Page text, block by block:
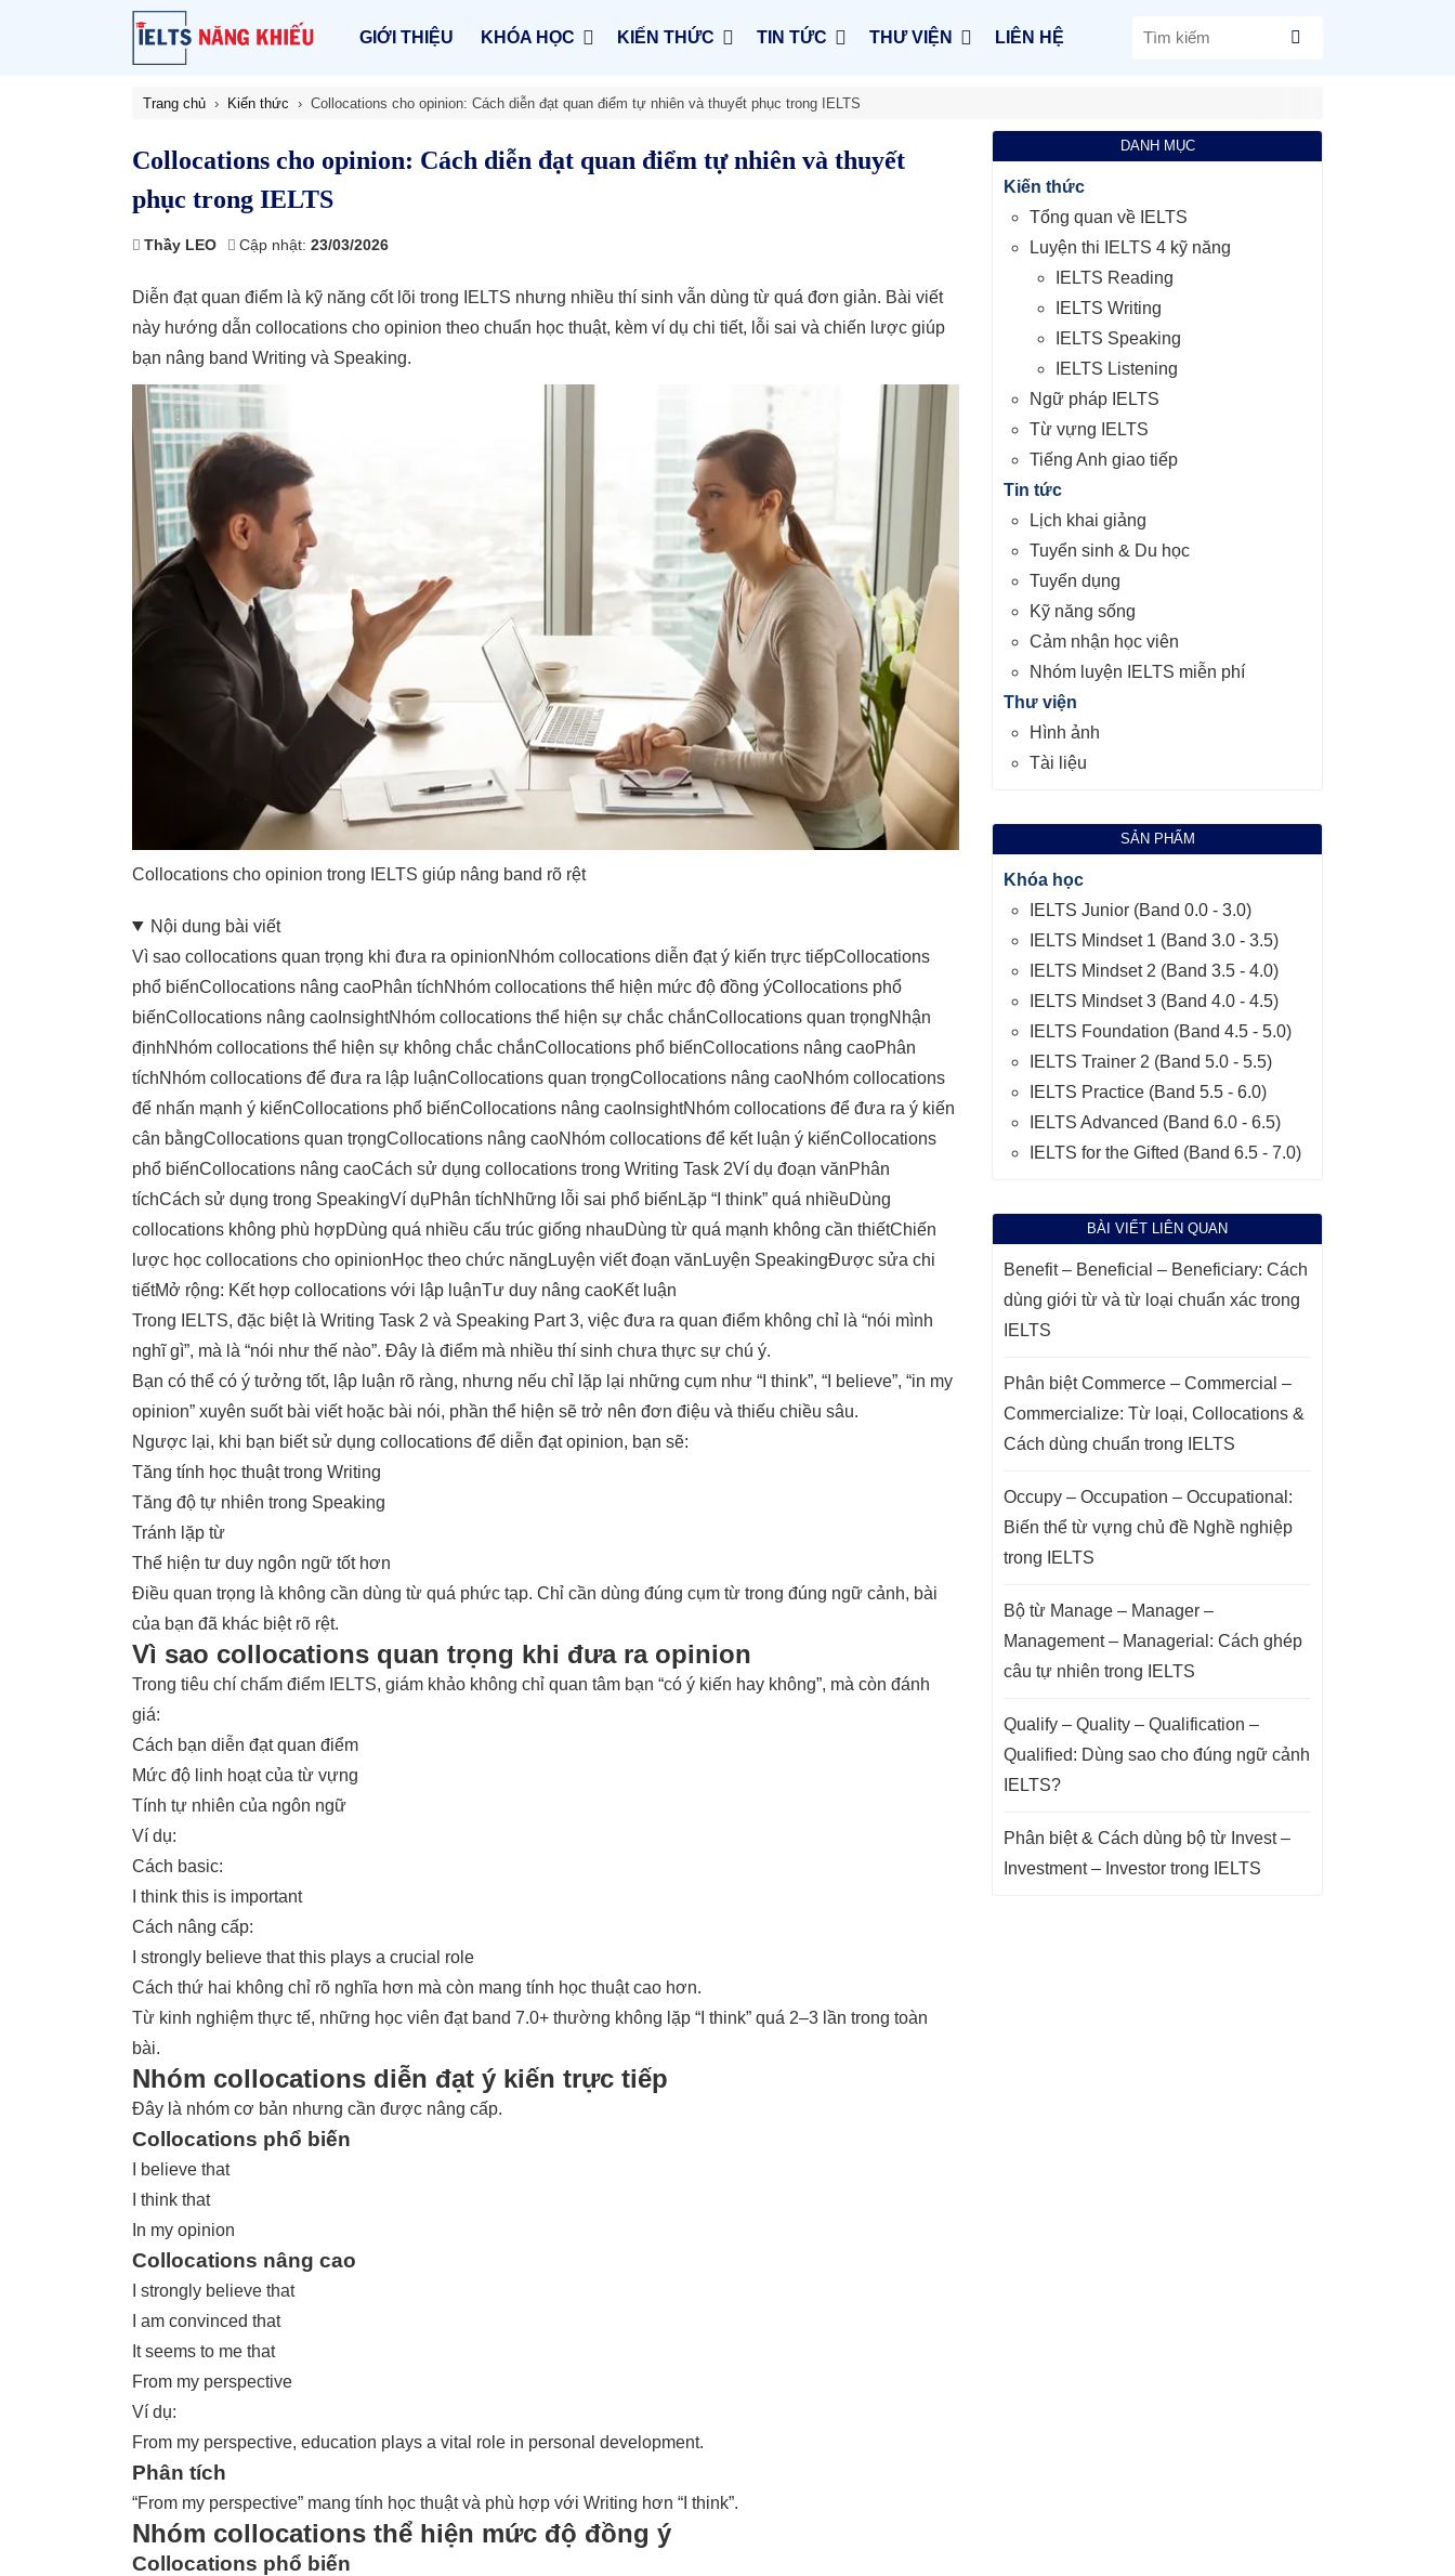
GIỚI THIỆU KHÓA HỌC KIẾN THỨC TIN TỨC THƯ VIỆN LIÊN HỆ
Trang chủ Kiến thức Collocations cho opinion: Cách diễn đạt quan điểm tự nhiên và thuyết phục trong IELTS
Collocations cho opinion: Cách diễn đạt quan điểm tự nhiên và thuyết
phục trong IELTS
Thầy LEO Cập nhật: 23/03/2026
Diễn đạt quan điểm là kỹ năng cốt lõi trong IELTS nhưng nhiều thí sinh vẫn dùng từ quá đơn giản. Bài viết
này hướng dẫn collocations cho opinion theo chuẩn học thuật, kèm ví dụ chi tiết, lỗi sai và chiến lược giúp
bạn nâng band Writing và Speaking.
Collocations cho opinion trong IELTS giúp nâng band rõ rệt
Nội dung bài viết
Vì sao collocations quan trọng khi đưa ra opinionNhóm collocations diễn đạt ý kiến trực tiếpCollocations
phổ biếnCollocations nâng caoPhân tíchNhóm collocations thể hiện mức độ đồng ýCollocations phổ
biếnCollocations nâng cao InsightNhóm collocations thể hiện sự chắc chắnCollocations quan trọngNhận
địnhNhóm collocations thể hiện sự không chắc chắnCollocations phổ biếnCollocations nâng caoPhân
tíchNhóm collocations để đưa ra lập luậnCollocations quan trọngCollocations nâng caoNhóm collocations
để nhấn mạnh ý kiếnCollocations phổ biếnCollocations nâng cao InsightNhóm collocations để đưa ra ý kiến
cân bằngCollocations quan trọngCollocations nâng caoNhóm collocations để kết luận ý kiếnCollocations
phổ biếnCollocations nâng caoCách sử dụng collocations trong Writing Task 2Ví dụ đoạn vănPhân
tíchCách sử dụng trong SpeakingVí dụPhân tíchNhững lỗi sai phổ biến Lặp “I think” quá nhiềuDùng
collocations không phù hợpDùng quá nhiều cấu trúc giống nhauDùng từ quá mạnh không cần thiếtChiến
lược học collocations cho opinionHọc theo chức năng Luyện viết đoạn văn Luyện SpeakingĐược sửa chi
tiếtMở rộng: Kết hợp collocations với lập luậnTư duy nâng caoKết luận
Trong IELTS, đặc biệt là Writing Task 2 và Speaking Part 3, việc đưa ra quan điểm không chỉ là “nói mình
nghĩ gì”, mà là “nói như thế nào”. Đây là điểm mà nhiều thí sinh chưa thực sự chú ý.
Bạn có thể có ý tưởng tốt, lập luận rõ ràng, nhưng nếu chỉ lặp lại những cụm như “I think”, “I believe”, “in my
opinion” xuyên suốt bài viết hoặc bài nói, phần thể hiện sẽ trở nên đơn điệu và thiếu chiều sâu.
Ngược lại, khi bạn biết sử dụng collocations để diễn đạt opinion, bạn sẽ:
Tăng tính học thuật trong Writing
Tăng độ tự nhiên trong Speaking
Tránh lặp từ
Thể hiện tư duy ngôn ngữ tốt hơn
Điều quan trọng là không cần dùng từ quá phức tạp. Chỉ cần dùng đúng cụm từ trong đúng ngữ cảnh, bài
của bạn đã khác biệt rõ rệt.
Vì sao collocations quan trọng khi đưa ra opinion
Trong tiêu chí chấm điểm IELTS, giám khảo không chỉ quan tâm bạn “có ý kiến hay không”, mà còn đánh
giá:
Cách bạn diễn đạt quan điểm
Mức độ linh hoạt của từ vựng
Tính tự nhiên của ngôn ngữ
Ví dụ:
Cách basic:
I think this is important
Cách nâng cấp:
I strongly believe that this plays a crucial role
Cách thứ hai không chỉ rõ nghĩa hơn mà còn mang tính học thuật cao hơn.
Từ kinh nghiệm thực tế, những học viên đạt band 7.0+ thường không lặp “I think” quá 2–3 lần trong toàn
bài.
Nhóm collocations diễn đạt ý kiến trực tiếp
Đây là nhóm cơ bản nhưng cần được nâng cấp.
Collocations phổ biến
I believe that
I think that
In my opinion
Collocations nâng cao
I strongly believe that
I am convinced that
It seems to me that
From my perspective
Ví dụ:
From my perspective, education plays a vital role in personal development.
Phân tích
“From my perspective” mang tính học thuật và phù hợp với Writing hơn “I think”.
Nhóm collocations thể hiện mức độ đồng ý
Collocations phổ biến
DANH MỤC
Kiến thức
Tổng quan về IELTS
Luyện thi IELTS 4 kỹ năng
IELTS Reading
IELTS Writing
IELTS Speaking
IELTS Listening
Ngữ pháp IELTS
Từ vựng IELTS
Tiếng Anh giao tiếp
Tin tức
Lịch khai giảng
Tuyển sinh & Du học
Tuyển dụng
Kỹ năng sống
Cảm nhận học viên
Nhóm luyện IELTS miễn phí
Thư viện
Hình ảnh
Tài liệu
SẢN PHẨM
Khóa học
IELTS Junior (Band 0.0 - 3.0)
IELTS Mindset 1 (Band 3.0 - 3.5)
IELTS Mindset 2 (Band 3.5 - 4.0)
IELTS Mindset 3 (Band 4.0 - 4.5)
IELTS Foundation (Band 4.5 - 5.0)
IELTS Trainer 2 (Band 5.0 - 5.5)
IELTS Practice (Band 5.5 - 6.0)
IELTS Advanced (Band 6.0 - 6.5)
IELTS for the Gifted (Band 6.5 - 7.0)
BÀI VIẾT LIÊN QUAN
Benefit – Beneficial – Beneficiary: Cách
dùng giới từ và từ loại chuẩn xác trong
IELTS
Phân biệt Commerce – Commercial –
Commercialize: Từ loại, Collocations &
Cách dùng chuẩn trong IELTS
Occupy – Occupation – Occupational:
Biến thể từ vựng chủ đề Nghề nghiệp
trong IELTS
Bộ từ Manage – Manager –
Management – Managerial: Cách ghép
câu tự nhiên trong IELTS
Qualify – Quality – Qualification –
Qualified: Dùng sao cho đúng ngữ cảnh
IELTS?
Phân biệt & Cách dùng bộ từ Invest –
Investment – Investor trong IELTS